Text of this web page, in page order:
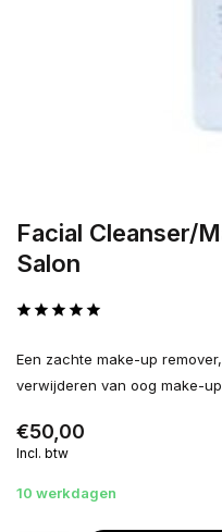
Facial Cleanser/
Salon
Een zachte make-up
verwijderen van oog make-
€50,00
Incl. btw
10 werkdagen